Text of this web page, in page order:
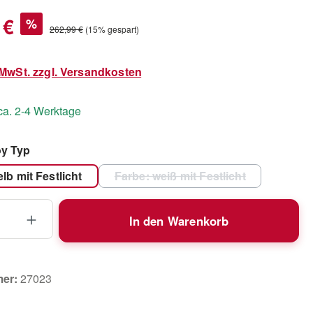
% Regulärer Preis:
262,99 € (15% gespart)
zzgl. Versandkosten
2-4 Werktage
Typauswählen
mit Festlicht
Farbe: weiß mit Festlicht
(Diese Option ist zurzeit
Anzahl: Gib den gewünschten Wert
In den Warenkorb
27023